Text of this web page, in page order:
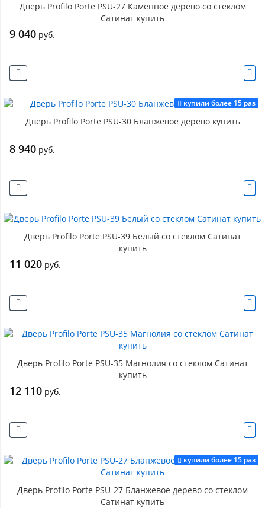
Дверь Profilo Porte PSU-27 Каменное дерево со стеклом
Сатинат купить
9 040 руб.
купили более 15 раз
Дверь Profilo Porte PSU-30 Бланжевое дерево купить
8 940 руб.
Дверь Profilo Porte PSU-39 Белый со стеклом Сатинат
купить
11 020 руб.
Дверь Profilo Porte PSU-35 Магнолия со стеклом Сатинат
купить
12 110 руб.
купили более 15 раз
Дверь Profilo Porte PSU-27 Бланжевое дерево со стеклом
Сатинат купить